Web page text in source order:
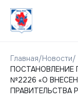
Главная/Новости/
ПОСТАНОВЛЕНИЕ
№2226 «О
ПРАВИТЕЛЬСТВА